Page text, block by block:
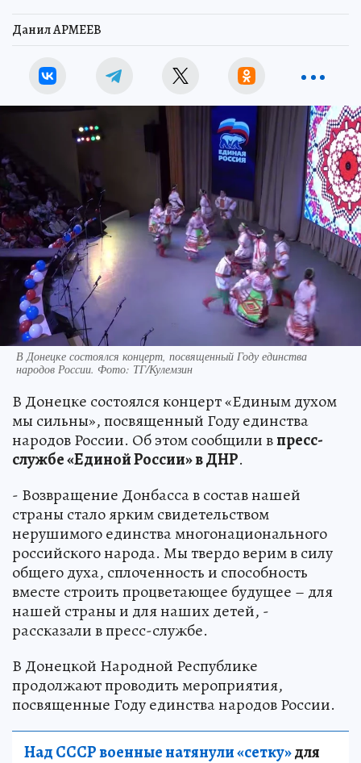
Данил АРМЕЕВ
В Донецке состоялся концерт, посвященный Году единства
народов России. Фото: ТГ/Кулемзин
В Донецке состоялся концерт «Единым духом
мы сильны», посвященный Году единства
народов России. Об этом сообщили впресс-
службе «Единой России» в ДНР.
- Возвращение Донбасса в состав нашей
страны стало ярким свидетельством
нерушимого единства многонационального
российского народа. Мы твердо верим в силу
общего духа, сплоченность и способность
вместе строить процветающее будущее – для
нашей страны и для наших детей, -
рассказали в пресс-службе.
В Донецкой Народной Республике
продолжают проводить мероприятия,
посвященные Году единства народов России.
Над СССР военные натянули «сетку»для